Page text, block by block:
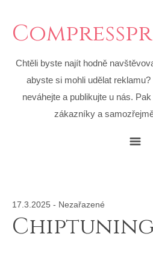
Compresspr
Chtěli byste najít hodně
abyste si mohli udělat
neváhejte a publikujte u nás.
zákazníky a
17.3.2025 - Nezařazené